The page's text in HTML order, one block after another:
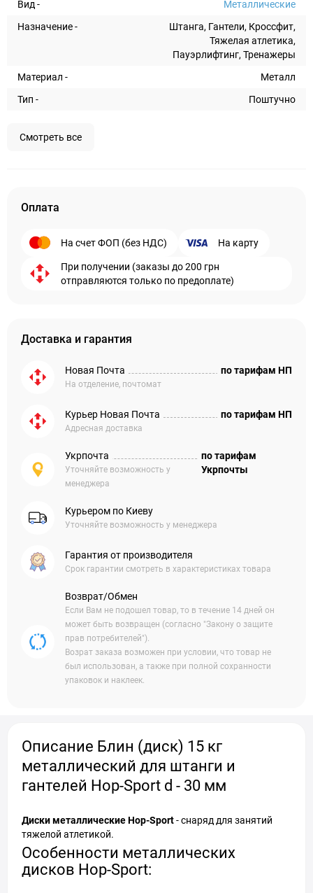
Вид -
Металлические
Назначение -
Штанга, Гантели, Кроссфит,
Тяжелая атлетика,
Пауэрлифтинг, Тренажеры
Материал -
Металл
Тип -
Поштучно
Смотреть все
Оплата
На счет ФОП (без НДС) На карту
При получении (заказы до 200 грн
отправляются только по предоплате)
Доставка и гарантия
Новая Почта
На отделение, почтомат
по тарифам НП
Курьер Новая Почта
Адресная доставка
по тарифам НП
Укрпочта
Уточняйте возможность у
менеджера
по тарифам
Укрпочты
Курьером по Киеву
Уточняйте возможность у менеджера
Гарантия от производителя
Срок гарантии смотреть в характеристиках товара
Возврат/Обмен
Если Вам не подошел товар, то в течение 14 дней он
может быть возвращен (согласно "Закону о защите
прав потребителей").
Возрат заказа возможен при условии, что товар не
был использован, а также при полной сохранности
упаковок и наклеек.
Описание Блин (диск) 15 кг
металлический для штанги и
гантелей Hop-Sport d - 30 мм
Диски металлические Hop-Sport- снаряд для занятий
тяжелой атлетикой.
Особенности металлических
дисков Hop-Sport: